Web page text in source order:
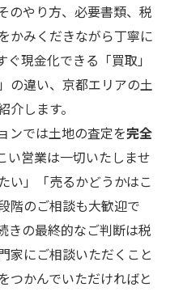
のやり方、必要書類、税
かみくだきながら丁寧に
現金化できる「買取」
の違い、京都エリアの土
します。
ンでは土地の査定を完全
い営業は一切いたしませ
い」「売るかどうかはこ
階のご相談も大歓迎で
きの最終的なご判断は税
家にご相談いただくこと
つかんでいただければと